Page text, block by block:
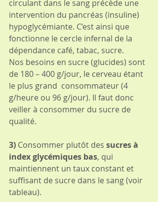
circulant dans le sang précède une
intervention du pancréas (insuline)
hypoglycémiante. C’est ainsi que
fonctionne le cercle infernal de la
dépendance café, tabac, sucre.
Nos besoins en sucre (glucides) sont
de 180 – 400 g/jour, le cerveau étant
le plus grand  consommateur (4
g/heure ou 96 g/jour). Il faut donc
veiller à consommer du sucre de
qualité.
3) Consommer plutôt des sucres à
index glycémiques bas, qui
maintiennent un taux constant et
suffisant de sucre dans le sang (voir
tableau).